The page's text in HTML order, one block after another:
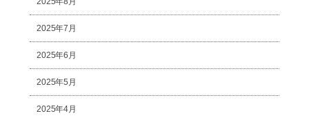
2025年7月
2025年6月
2025年5月
2025年4月